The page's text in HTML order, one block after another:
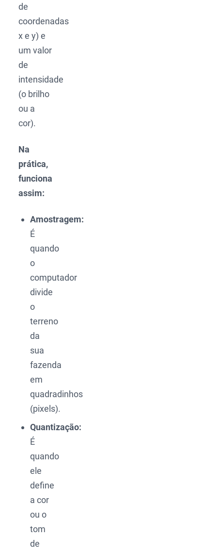
de
coordenadas
x e y) e
um valor
de
intensidade
(o brilho
ou a
cor).
Na
prática,
funciona
assim:
Amostragem:
É
quando
o
computador
divide
o
terreno
da
sua
fazenda
em
quadradinhos
(pixels).
Quantização:
É
quando
ele
define
a cor
ou o
tom
de